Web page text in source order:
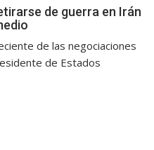
de guerra en Irán
de las negociaciones
de Estados